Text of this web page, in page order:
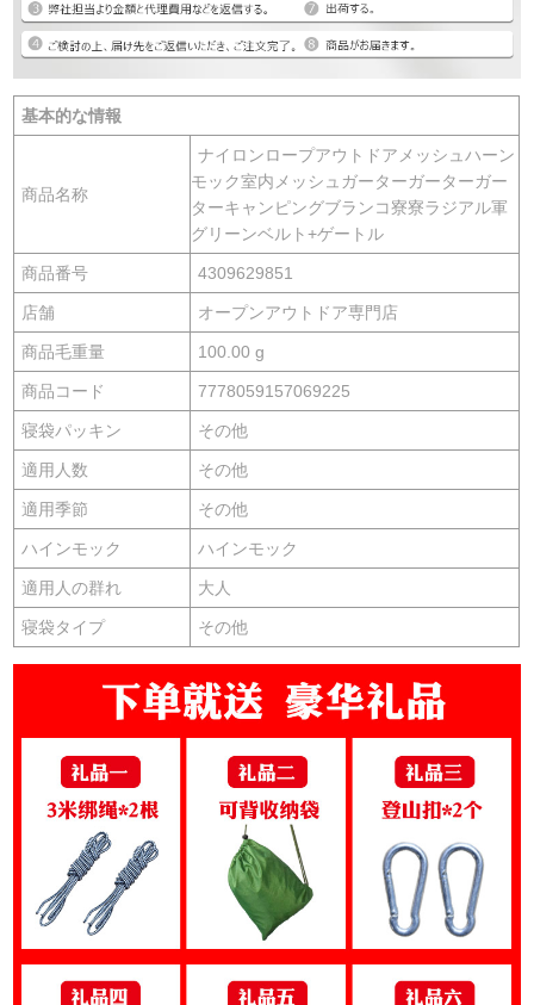
基本的な情報
商品名称
ナイロンロープアウトドアメッシュハーン
モック室内メッシュガーターガーターガー
ターキャンピングブランコ寮寮ラジアル軍
グリーンベルト+ゲートル
商品番号 4309629851
店舗 オープンアウトドア専門店
商品毛重量 100.00 g
商品コード 7778059157069225
寝袋パッキン その他
適用人数 その他
適用季節 その他
ハインモック ハインモック
適用人の群れ 大人
寝袋タイプ その他